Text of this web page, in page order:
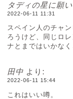
タディの星に願
2022-06-11 11:31
スペイン人のチャ
ろうけど、同じロ
ナとまではいかなく
田中 より:
2022-06-11 15:44
これはいい噂。